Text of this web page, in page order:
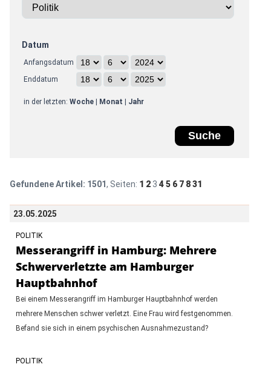
Datum
Anfangsdatum
Enddatum
in der letzten: Woche| Monat Jahr
Gefundene Artikel: 1501, Seiten: 1 2 3 4 5 6 7 8 31
23.05.2025
POLITIK
Messerangriff in Hamburg: Mehrere
Schwerverletzte am Hamburger
Hauptbahnhof
Bei einem Messerangriff im Hamburger Hauptbahnhof werden
mehrere Menschen schwer verletzt. Eine Frau wird festgenommen.
Befand sie sich in einem psychischen Ausnahmezustand?
POLITIK